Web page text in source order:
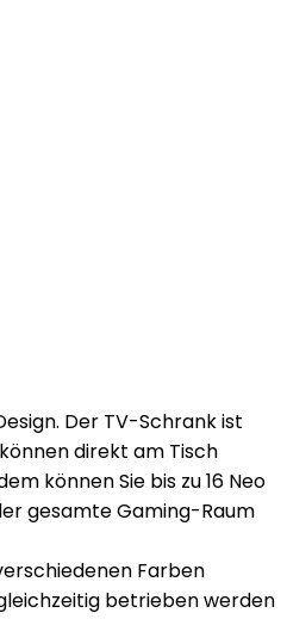
Der TV-Schrank ist
direkt am Tisch
können Sie bis zu 16 Neo
gesamte Gaming-Raum
Farben
betrieben werden